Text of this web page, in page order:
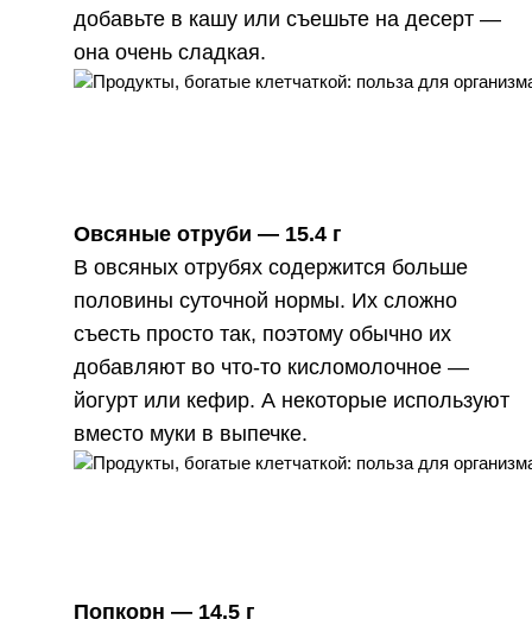
добавьте в кашу или съешьте на десерт —
она очень сладкая.
Овсяные отруби — 15.4 г
В овсяных отрубях содержится больше
половины суточной нормы. Их сложно
съесть просто так, поэтому обычно их
добавляют во что-то кисломолочное —
йогурт или кефир. А некоторые используют
вместо муки в выпечке.
Попкорн — 14.5 г